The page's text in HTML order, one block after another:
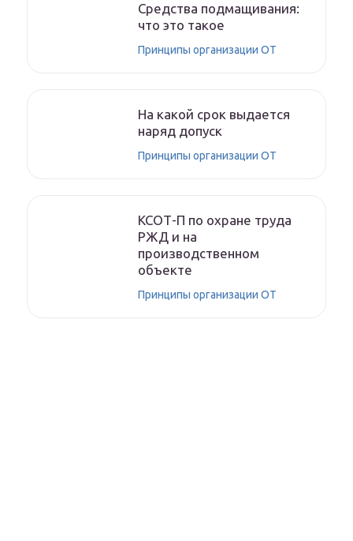
Средства подмащивания:
что это такое
Принципы организации ОТ
На какой срок выдается
наряд допуск
Принципы организации ОТ
КСОТ-П по охране труда
РЖД и на
производственном
объекте
Принципы организации ОТ